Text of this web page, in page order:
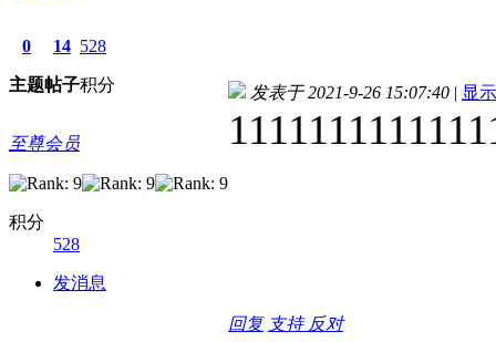
0
主题
14
帖子
528
积分
至尊会员
积分
528
发消息
发表于 2021-9-26 15:07:40 显
回复 支持 反对